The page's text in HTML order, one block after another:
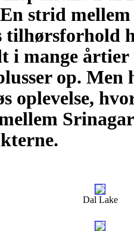
strid
tilhørsforhold
i mange årtier
op. Men
oplevelse,
Dal Lake